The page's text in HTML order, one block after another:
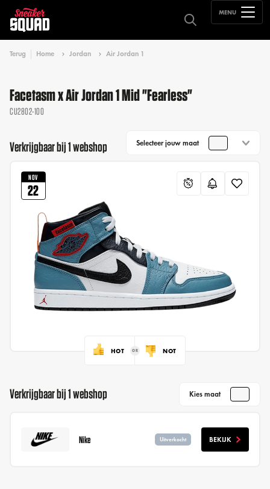
MENU
Terug Home Jordan Air Jordan 1
Facetasm x Air Jordan 1 Mid "Fearless"
CU2802-100
Verkrijgbaar bij 1 webshop Selecteer jouw maat
NOV
22
HOT NOT
Verkrijgbaar bij 1 webshop Kies maat
Nike Uitverkocht BEKIJK